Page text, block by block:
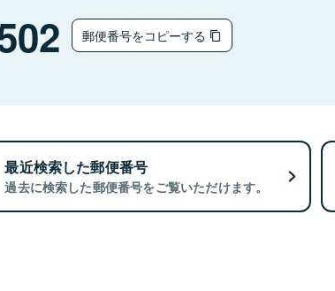
郵便番号をコピーする
最近検索した郵便番号
過去に検索した郵便番号をご覧いただけます。